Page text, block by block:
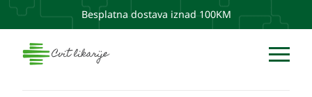
Besplatna dostava iznad 100KM